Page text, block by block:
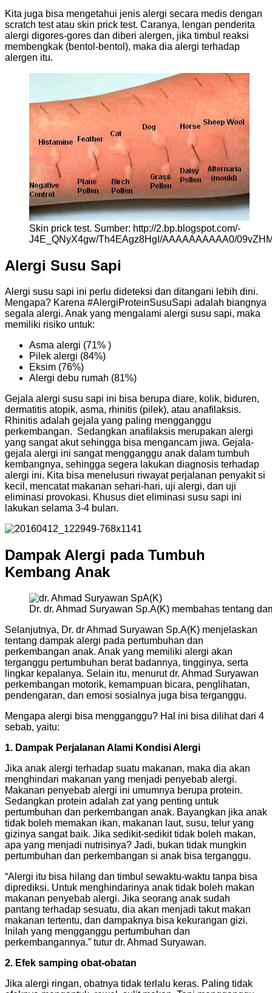
Kita juga bisa mengetahui jenis alergi secara medis dengan
scratch test atau skin prick test. Caranya, lengan penderita
alergi digores-gores dan diberi alergen, jika timbul reaksi
membengkak (bentol-bentol), maka dia alergi terhadap
alergen itu.
Skin prick test. Sumber: http://2.bp.blogspot.com/-
J4E_QNyX4gw/Th4EAgz8HgI/AAAAAAAAAA0/
Alergi Susu Sapi
Alergi susu sapi ini perlu dideteksi dan ditangani lebih dini.
Mengapa? Karena #AlergiProteinSusuSapi adalah biangnya
segala alergi. Anak yang mengalami alergi susu sapi, maka
memiliki risiko untuk:
Asma alergi (71% )
Pilek alergi (84%)
Eksim (76%)
Alergi debu rumah (81%)
Gejala alergi susu sapi ini bisa berupa diare, kolik, biduren,
dermatitis atopik, asma, rhinitis (pilek), atau anafilaksis.
Rhinitis adalah gejala yang paling mengganggu
perkembangan. Sedangkan anafilaksis merupakan alergi
yang sangat akut sehingga bisa mengancam jiwa. Gejala-
gejala alergi ini sangat mengganggu anak dalam tumbuh
kembangnya, sehingga segera lakukan diagnosis terhadap
alergi ini. Kita bisa menelusuri riwayat perjalanan penyakit si
kecil, mencatat makanan sehari-hari, uji alergi, dan uji
eliminasi provokasi. Khusus diet eliminasi susu sapi ini
lakukan selama 3-4 bulan.
Dampak Alergi pada Tumbuh
Kembang Anak
Dr. dr. Ahmad Suryawan Sp.A(K) membahas tentang
Selanjutnya, Dr. dr Ahmad Suryawan Sp.A(K) menjelaskan
tentang dampak alergi pada pertumbuhan dan
perkembangan anak. Anak yang memiliki alergi akan
terganggu pertumbuhan berat badannya, tingginya, serta
lingkar kepalanya. Selain itu, menurut dr. Ahmad Suryawan
perkembangan motorik, kemampuan bicara, penglihatan,
pendengaran, dan emosi sosialnya juga bisa terganggu.
Mengapa alergi bisa mengganggu? Hal ini bisa dilihat dari 4
sebab, yaitu:
1. Dampak Perjalanan Alami Kondisi Alergi
Jika anak alergi terhadap suatu makanan, maka dia akan
menghindari makanan yang menjadi penyebab alergi.
Makanan penyebab alergi ini umumnya berupa protein.
Sedangkan protein adalah zat yang penting untuk
pertumbuhan dan perkembangan anak. Bayangkan jika anak
tidak boleh memakan ikan, makanan laut, susu, telur yang
gizinya sangat baik. Jika sedikit-sedikit tidak boleh makan,
apa yang menjadi nutrisinya? Jadi, bukan tidak mungkin
pertumbuhan dan perkembangan si anak bisa terganggu.
“Alergi itu bisa hilang dan timbul sewaktu-waktu tanpa bisa
diprediksi. Untuk menghindarinya anak tidak boleh makan
makanan penyebab alergi. Jika seorang anak sudah
pantang terhadap sesuatu, dia akan menjadi takut makan
makanan tertentu, dan dampaknya bisa kekurangan gizi.
Inilah yang mengganggu pertumbuhan dan
perkembangannya.” tutur dr. Ahmad Suryawan.
2. Efek samping obat-obatan
Jika alergi ringan, obatnya tidak terlalu keras. Paling tidak